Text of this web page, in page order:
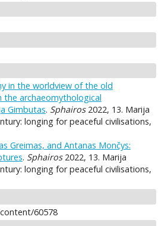
in the worldview of the old
the archaeomythological
Gimbutas. Sphairos2022, 13. Marija
longing for peaceful civilisations,
Greimas, and Antanas Mončys:
. Sphairos2022, 13. Marija
longing for peaceful civilisations,
60578